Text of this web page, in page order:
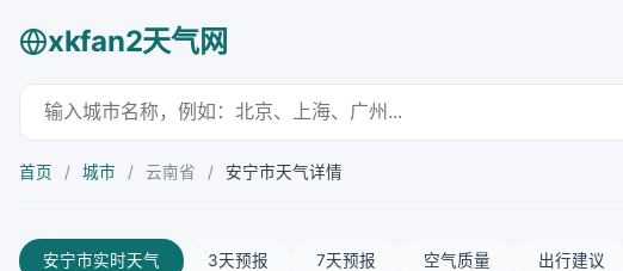
xkfan2天气网
首页 / 城市 / 云南省 / 安宁市天气详情
安宁市实时天气 3天预报 7天预报 空气质量 出行建议